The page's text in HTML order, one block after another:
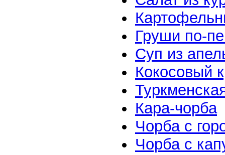
Груши по-
Суп из
Кокосовый
Кара-чорба
Чорба с
Чорба с